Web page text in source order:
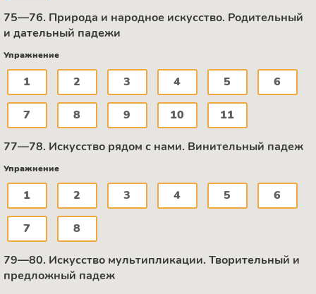
75—76. Природа и народное искусство. Родительный
и дательный падежи
Упражнение
1 2 3 4 5 6
7 8 9 10 11
77—78. Искусство рядом с нами. Винительный падеж
Упражнение
1 2 3 4 5 6
7 8
79—80. Искусство мультипликации. Творительный и
предложный падеж